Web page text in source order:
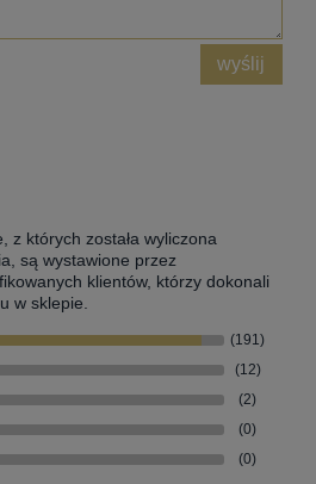
wyślij
z których została wyliczona
są wystawione przez
klientów, którzy dokonali
w sklepie.
(191)
(12)
(2)
(0)
(0)